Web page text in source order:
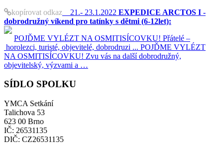
kopírovat odkaz 21.- 23.1.2022 EXPEDICE ARCTOS I -
dobrodružný víkend pro tatínky s dětmi (6-12let):
POJĎME VYLÉZT NA OSMITISÍCOVKU! Přátelé –
horolezci, turisté, objevitelé, dobrodruzi ... POJĎME VYLÉZT
NA OSMITISÍCOVKU! Zvu vás na další dobrodružný,
objevitelský, výzvami a …
SÍDLO SPOLKU
YMCA Setkání
Talichova 53
623 00 Brno
IČ: 26531135
DIČ: CZ26531135